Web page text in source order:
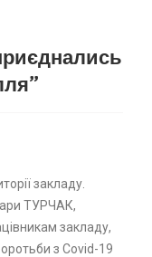
закладу.
ТУРЧАК,
закладу,
з Covid-19